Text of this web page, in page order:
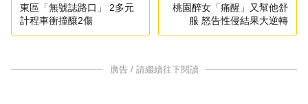
東區「無號誌路口」 2多元
計程車衝撞釀2傷
桃園醉女「痛醒」又幫他舒
服 怒告性侵結果大逆轉
廣告 / 請繼續往下閱讀